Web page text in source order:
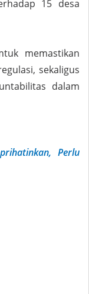
15 desa
memastikan
sekaligus
dalam
Perlu